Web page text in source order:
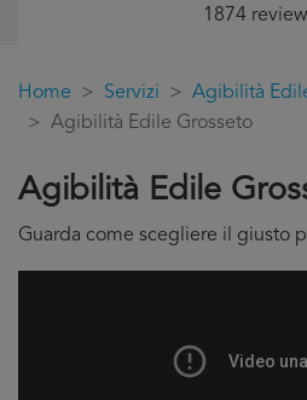
1874
Home Servizi
Agibilità
Agibilità Edile Grosseto
Agibilità Edile
Guarda come scegliere il giusto